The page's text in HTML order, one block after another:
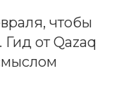
чтобы
от Qazaq